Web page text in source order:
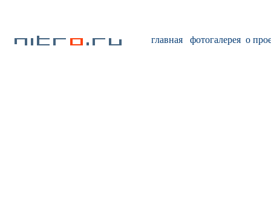
главная фотогалерея о